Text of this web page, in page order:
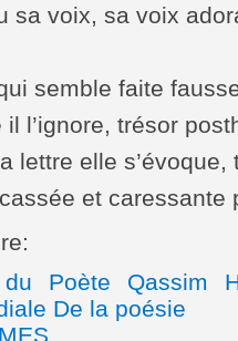
sa voix, sa voix
semble faite
il l’ignore, trésor
lettre elle s’évoque,
et caressante
Poète Qassim
De la poésie